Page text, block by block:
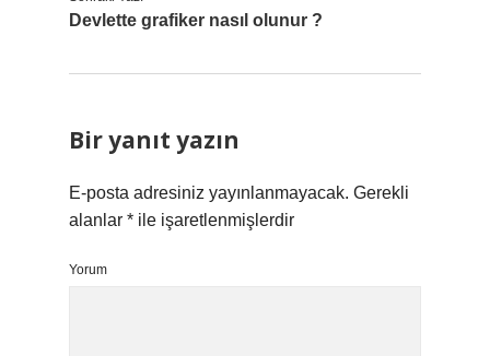
Devlette grafiker nasıl olunur ?
Bir yanıt yazın
E-posta adresiniz yayınlanmayacak. Gerekli
alanlar * ile işaretlenmişlerdir
Yorum